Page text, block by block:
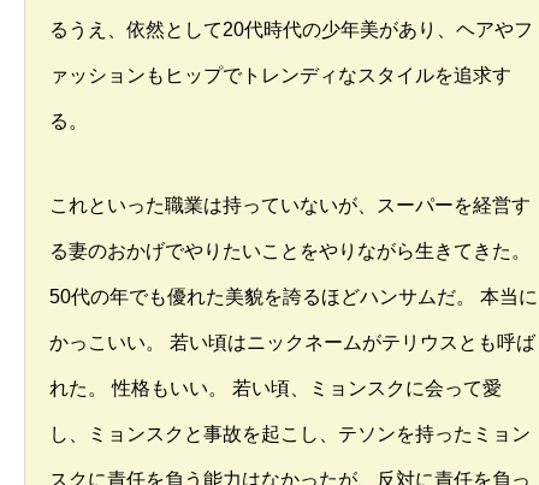
るうえ、依然として20代時代の少年美があり、ヘアやフ
ァッションもヒップでトレンディなスタイルを追求す
る。
これといった職業は持っていないが、スーパーを経営す
る妻のおかげでやりたいことをやりながら生きてきた。
50代の年でも優れた美貌を誇るほどハンサムだ。 本当に
かっこいい。 若い頃はニックネームがテリウスとも呼ば
れた。 性格もいい。 若い頃、ミョンスクに会って愛
し、ミョンスクと事故を起こし、テソンを持ったミョン
スクに責任を負う能力はなかったが、反対に責任を負っ